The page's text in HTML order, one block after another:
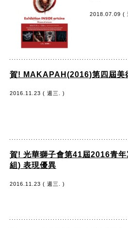
2018.07.09 (
賀! MAKAPAH(2016)第四屆美
2016.11.23 ( 週三. )
賀! 光華獅子會第41屆2016青
組) 表現優異
2016.11.23 ( 週三. )